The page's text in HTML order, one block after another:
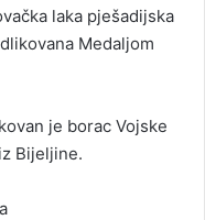
laka pješadijska
Medaljom
je borac Vojske
Bijeljine.